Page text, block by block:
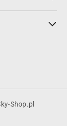
Shop.pl